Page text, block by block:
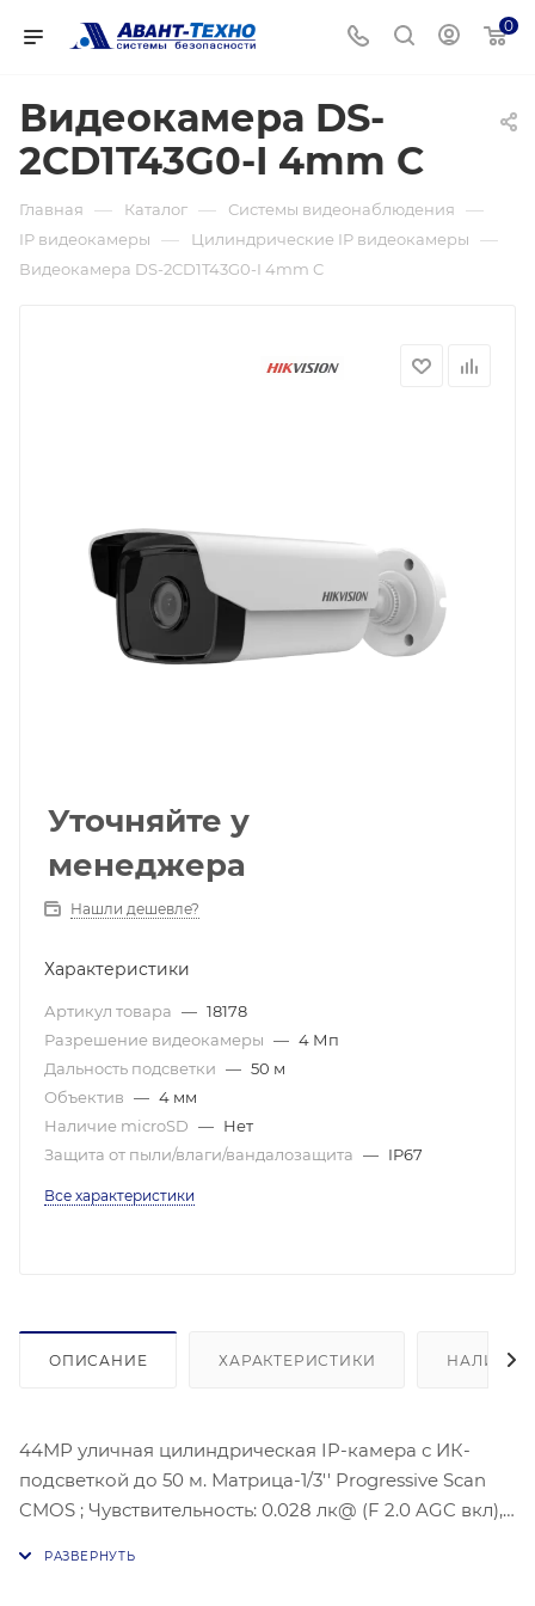
0
Видеокамера DS-
2CD1T43G0-I 4mm C
Главная — Каталог — Системы видеонаблюдения —
IP видеокамеры — Цилиндрические IP видеокамеры —
Видеокамера DS-2CD1T43G0-I 4mm C
Уточняйте у
менеджера
Нашли дешевле?
Характеристики
Артикул товара — 18178
Разрешение видеокамеры — 4 Мп
Дальность подсветки — 50 м
Объектив — 4 мм
Наличие microSD — Нет
Защита от пыли/влаги/вандалозащита — IP67
Все характеристики
ОПИСАНИЕ ХАРАКТЕРИСТИКИ НАЛИЧИЕ
44МР уличная цилиндрическая IP-камера с ИК-
подсветкой до 50 м. Матрица-1/3'' Progressive Scan
CMOS ; Чувствительность: 0.028 лк@ (F 2.0 AGC вкл),